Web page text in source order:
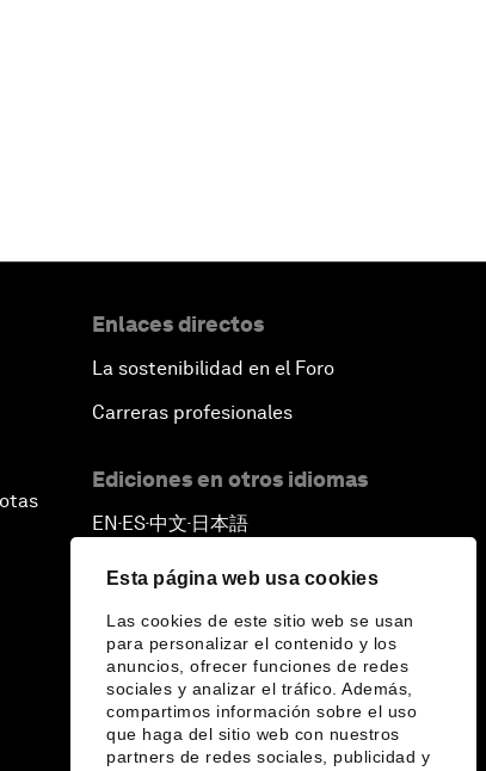
Esta página web usa cookies
Las cookies de este sitio web se usan
para personalizar el contenido y los
anuncios, ofrecer funciones de redes
sociales y analizar el tráfico. Además,
compartimos información sobre el uso
que haga del sitio web con nuestros
partners de redes sociales, publicidad y
Enlaces directos
La sostenibilidad en el Foro
Carreras profesionales
Ediciones en otros idiomas
EN ▪ES▪中文▪ 日本語